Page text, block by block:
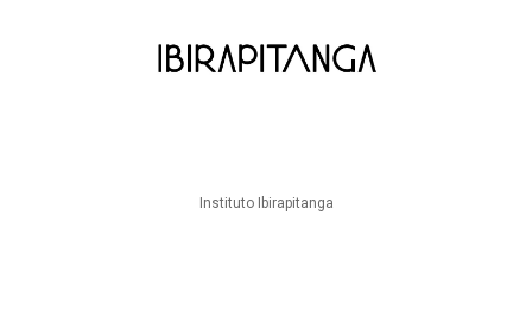
Instituto Ibirapitanga